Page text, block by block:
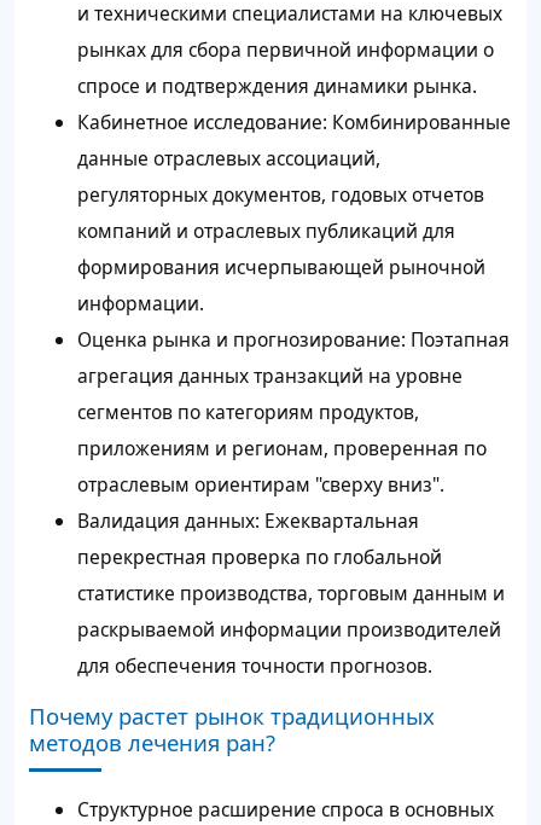
и техническими специалистами на ключевых
рынках для сбора первичной информации о
спросе и подтверждения динамики рынка.
Кабинетное исследование: Комбинированные
данные отраслевых ассоциаций,
регуляторных документов, годовых отчетов
компаний и отраслевых публикаций для
формирования исчерпывающей рыночной
информации.
Оценка рынка и прогнозирование: Поэтапная
агрегация данных транзакций на уровне
сегментов по категориям продуктов,
приложениям и регионам, проверенная по
отраслевым ориентирам "сверху вниз".
Валидация данных: Ежеквартальная
перекрестная проверка по глобальной
статистике производства, торговым данным и
раскрываемой информации производителей
для обеспечения точности прогнозов.
Почему растет рынок традиционных
методов лечения ран?
Структурное расширение спроса в основных